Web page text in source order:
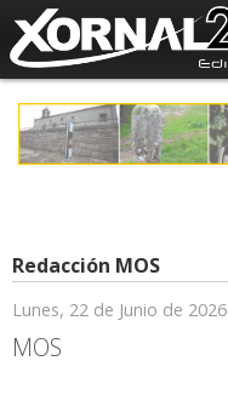
Redacción MOS
Lunes, 22 de Junio de 2026
MOS